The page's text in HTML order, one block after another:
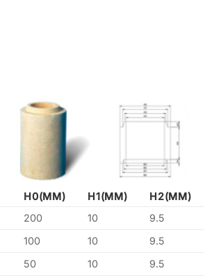
H0(MM) H1(MM)
H2(MM)
200 10
9.5
100 10
9.5
50 10
9.5